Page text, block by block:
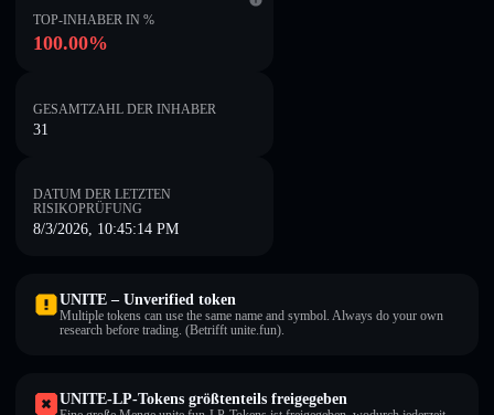
TOP-INHABER IN %
100.00%
GESAMTZAHL DER INHABER
31
DATUM DER LETZTEN
RISIKOPRÜFUNG
8/3/2026, 10:45:14 PM
UNITE – Unverified token
Multiple tokens can use the same name and symbol. Always do your own
research before trading. (Betrifft unite.fun).
UNITE-LP-Tokens größtenteils freigegeben